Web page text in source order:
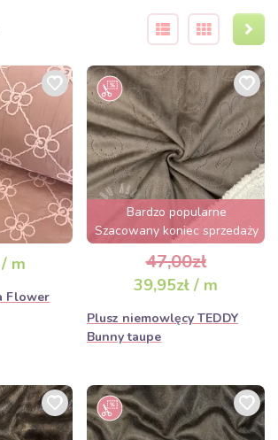
m
Flower
Bardzo popularne
Szacowany koniec sprzedaży
za 3 dni
47,00zł
39,95zł / m
Plusz niemowlęcy TEDDY
Bunny taupe